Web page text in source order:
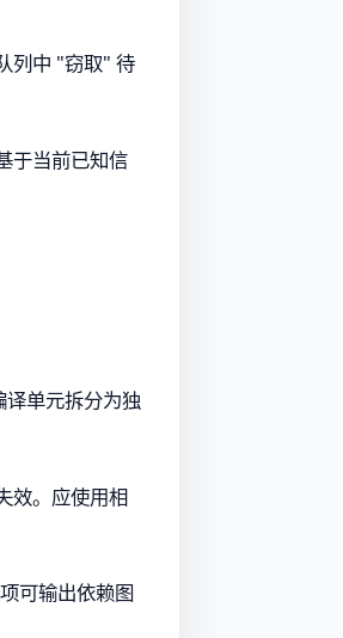
列中 "窃取" 待
于当前已知信
单元拆分为独
效。应使用相
可输出依赖图